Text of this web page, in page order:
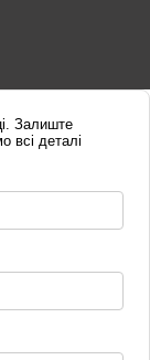
Залиште
всі деталі